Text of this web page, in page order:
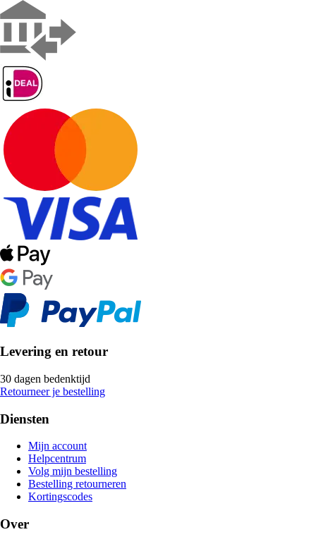
Levering en retour
30 dagen bedenktijd
Retourneer je bestelling
Diensten
Mijn account
Helpcentrum
Volg mijn bestelling
Bestelling retourneren
Kortingscodes
Over